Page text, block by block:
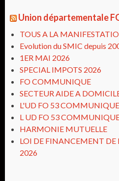
Union départementale
TOUS A LA
Evolution du SMIC depuis
1ER MAI 2026
SPECIAL IMPOTS 2026
FO COMMUNIQUE
SECTEUR AIDE A
L'UD FO 53 COMMUNIQUE
L UD FO 53
HARMONIE MUTUELLE
LOI DE FINANCEMENT DE
2026